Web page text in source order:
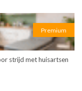
Premium
strijd met huisartsen